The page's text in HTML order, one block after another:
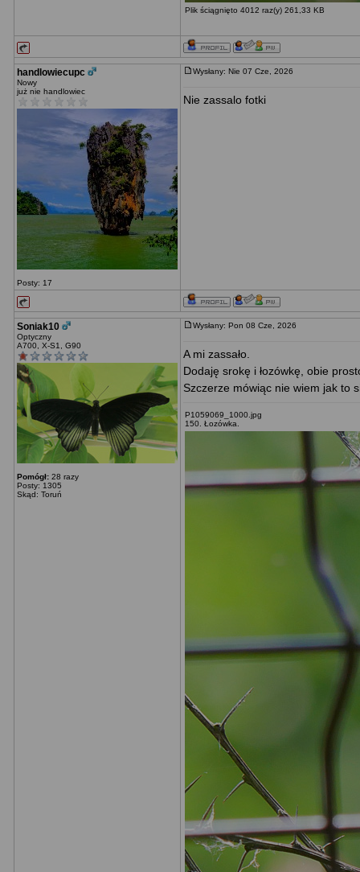
Plik ściągnięto 4012 raz(y) 261,33 KB
handlowiecupc
Nowy
już nie handlowiec
Posty: 17
Wysłany: Nie 07 Cze, 2026
Nie zassalo fotki
Soniak10
Optyczny
A700, X-S1, G90
Pomógł: 28 razy
Posty: 1305
Skąd: Toruń
Wysłany: Pon 08 Cze, 2026
A mi zassało.
Dodaję srokę i łozówkę, obie
Szczerze mówiąc nie wiem jak to
P1059069_1000.jpg
150. Łozówka.